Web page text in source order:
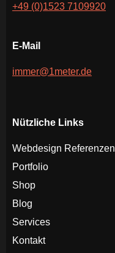
+49 (0)1523 7109920
E-Mail
immer@1meter.de
Nützliche Links
Webdesign Referenzen
Portfolio
Shop
Blog
Services
Kontakt